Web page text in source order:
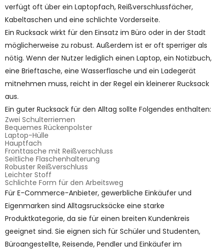
verfügt oft über ein Laptopfach, Reißverschlussfächer,
Kabeltaschen und eine schlichte Vorderseite.
Ein Rucksack wirkt für den Einsatz im Büro oder in der Stadt
möglicherweise zu robust. Außerdem ist er oft sperriger als
nötig. Wenn der Nutzer lediglich einen Laptop, ein Notizbuch,
eine Brieftasche, eine Wasserflasche und ein Ladegerät
mitnehmen muss, reicht in der Regel ein kleinerer Rucksack
aus.
Ein guter Rucksack für den Alltag sollte Folgendes enthalten:
Zwei Schulterriemen
Bequemes Rückenpolster
Laptop-Hülle
Hauptfach
Fronttasche mit Reißverschluss
Seitliche Flaschenhalterung
Robuster Reißverschluss
Leichter Stoff
Schlichte Form für den Arbeitsweg
Für E-Commerce-Anbieter, gewerbliche Einkäufer und
Eigenmarken sind Alltagsrucksäcke eine starke
Produktkategorie, da sie für einen breiten Kundenkreis
geeignet sind. Sie eignen sich für Schüler und Studenten,
Büroangestellte, Reisende, Pendler und Einkäufer im